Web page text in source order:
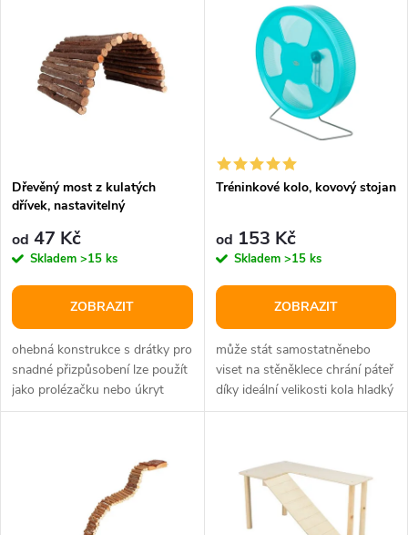
p
r
o
d
u
Abecedně
s
p
r
o
d
u
Dřevěný most z kulatých
dřívek, nastavitelný
od 47 Kč
Skladem >15 ks
ZOBRAZIT
ohebná konstrukce s drátky pro
snadné přizpůsobení lze použít
jako prolézačku nebo úkryt
materiál: přírodní dřevo
Tréninkové kolo, kovový stojan
od 153 Kč
Skladem >15 ks
ZOBRAZIT
může stát samostatněnebo
viset na stěněklece chrání páteř
díky ideální velikosti kola hladký
a tichý pohyb pevná...